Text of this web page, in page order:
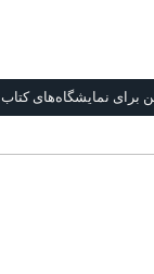
نمايشگاه‌های كتاب 2017-2018